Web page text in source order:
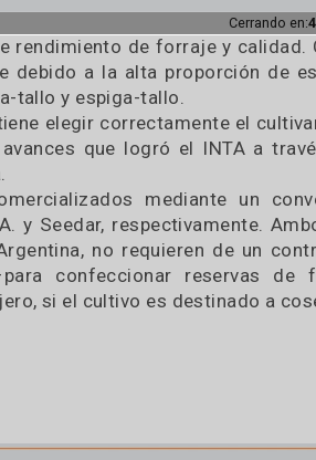
promedio de materia
para la especie, el
un potencial de
Sin embargo, la diferencia
en los parámetros de calidad.
forraje, se debe pensar en
entre volumen de forraje
del INTA.
que los cultivares
para realizar
debido a la alta
hoja-tallo y espiga-tallo.
tiene elegir correctamente